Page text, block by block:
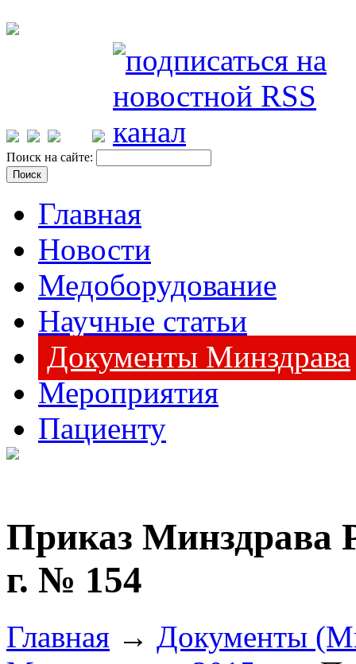
Поиск на сайте:
Главная
Новости
Медоборудование
Научные статьи
Документы Минздрава
Мероприятия
Пациенту
Приказ Минздрава
г. № 154
Главная → Документы